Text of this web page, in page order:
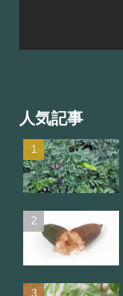
人気記事